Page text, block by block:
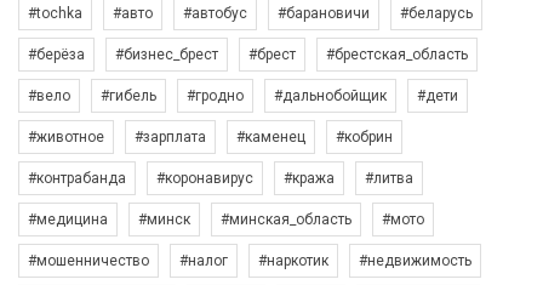
#tochka #авто #автобус #барановичи #беларусь
#берёза #бизнес_брест #брест #брестская_область
#вело #гибель #гродно #дальнобойщик #дети
#животное #зарплата #каменец #кобрин
#контрабанда #коронавирус #кража #литва
#медицина #минск #минская_область #мото
#мошенничество #налог #наркотик #недвижимость